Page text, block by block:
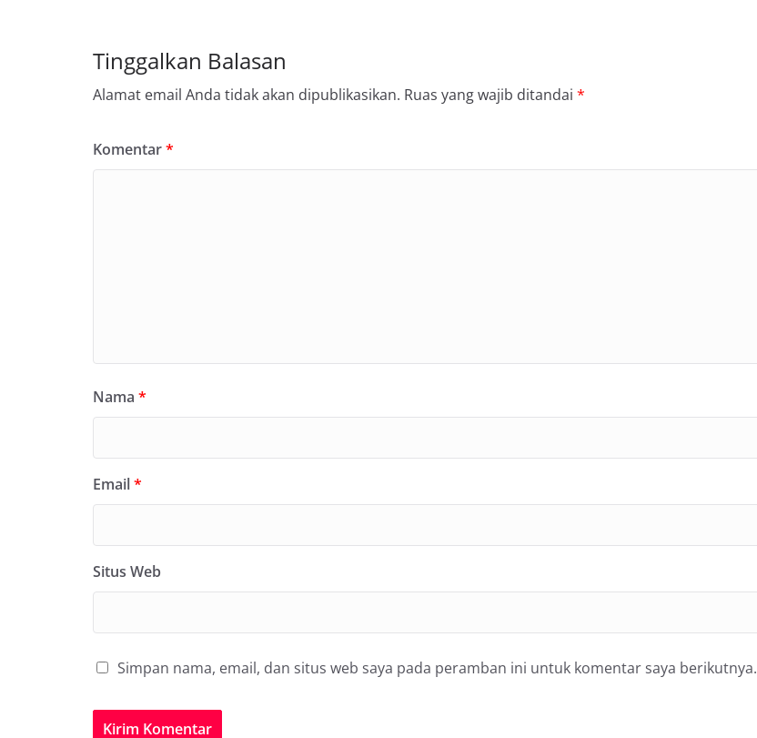
Tinggalkan Balasan
Alamat email Anda tidak akan dipublikasikan. Ruas yang wajib ditandai *
Komentar*
Nama *
Email*
Situs Web
Simpan nama, email, dan situs web saya pada peramban ini untuk komentar saya berikutnya.